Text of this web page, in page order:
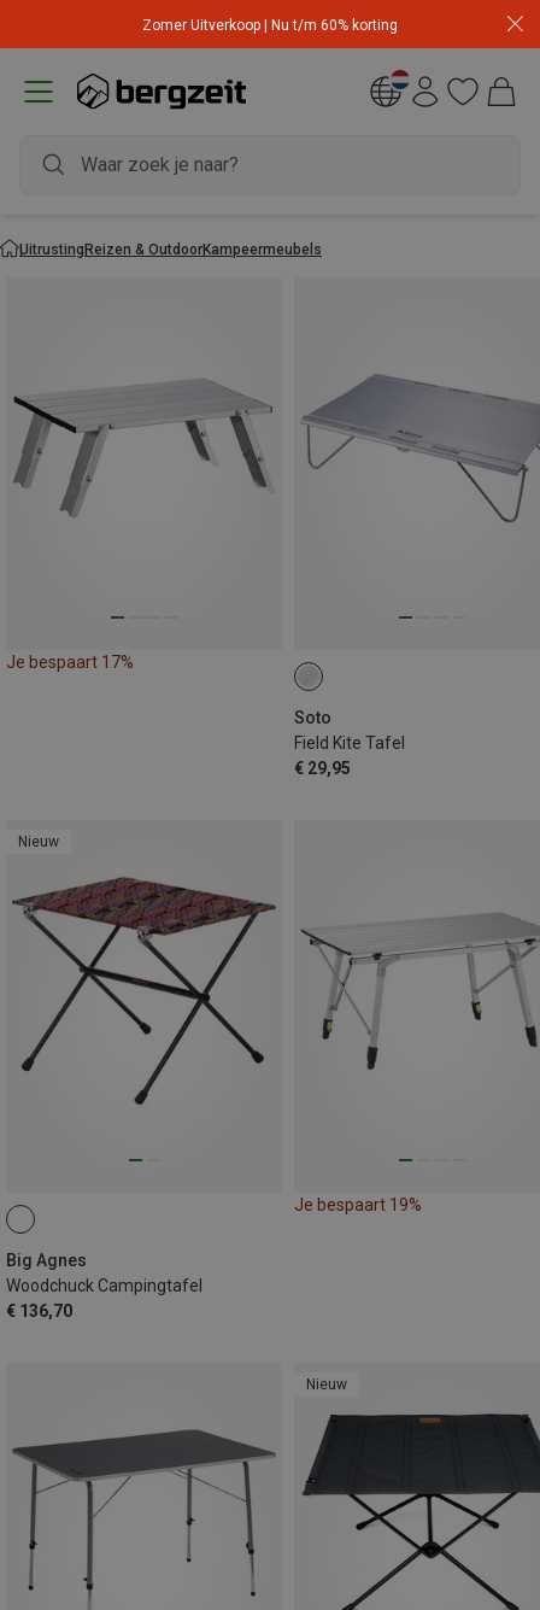
Zomer Uitverkoop | Nu t/m 60% korting
UitrustingReizen & OutdoorKampeermeubels
Je bespaart 17%
Soto
Field Kite Tafel
€ 29,95
Nieuw
Big Agnes
Woodchuck Campingtafel
€ 136,70
Je bespaart 19%
Nieuw